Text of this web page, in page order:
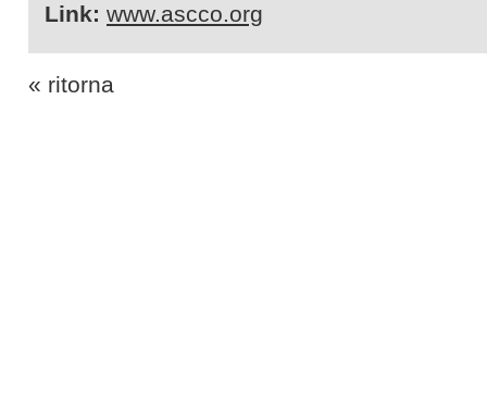
Link: www.ascco.org
« ritorna